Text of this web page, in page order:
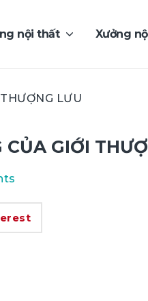
nội thất Xưởng
LƯU
GIỚI